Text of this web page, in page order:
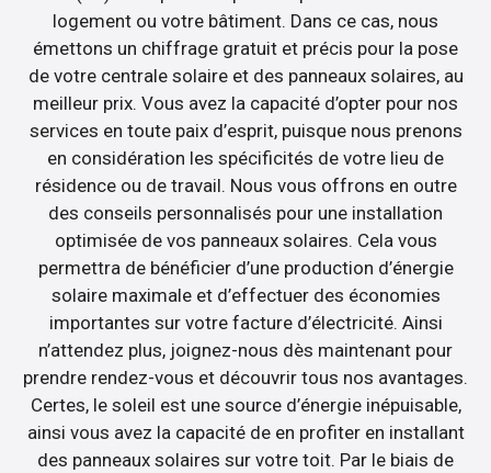
logement ou votre bâtiment. Dans ce cas, nous
émettons un chiffrage gratuit et précis pour la pose
de votre centrale solaire et des panneaux solaires, au
meilleur prix. Vous avez la capacité d’opter pour nos
services en toute paix d’esprit, puisque nous prenons
en considération les spécificités de votre lieu de
résidence ou de travail. Nous vous offrons en outre
des conseils personnalisés pour une installation
optimisée de vos panneaux solaires. Cela vous
permettra de bénéficier d’une production d’énergie
solaire maximale et d’effectuer des économies
importantes sur votre facture d’électricité. Ainsi
n’attendez plus, joignez-nous dès maintenant pour
prendre rendez-vous et découvrir tous nos avantages.
Certes, le soleil est une source d’énergie inépuisable,
ainsi vous avez la capacité de en profiter en installant
des panneaux solaires sur votre toit. Par le biais de